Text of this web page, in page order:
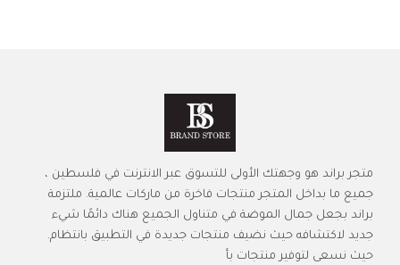
متجر براند هو وجهتك الأولى للتسوق عبر الانترنت في فلسطين ،
جميع ما بداخل المتجر منتجات فاخرة من ماركات عالمية. ملتزمة
براند بجعل جمال الموضة في متناول الجميع هناك دائمًا شيء
جديد لاكتشافه حيث نضيف منتجات جديدة في التطبيق بانتظام.
حيث نسعى لتوفير منتجات بأ